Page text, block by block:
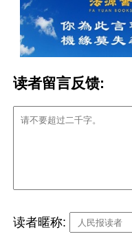
读者留言反馈:
读者暱称: